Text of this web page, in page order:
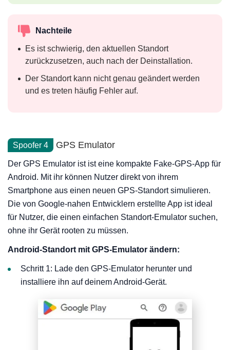
Nachteile
Es ist schwierig, den aktuellen Standort
zurückzusetzen, auch nach der Deinstallation.
Der Standort kann nicht genau geändert werden
und es treten häufig Fehler auf.
Spoofer 4 GPS Emulator
Der GPS Emulator ist ist eine kompakte Fake-GPS-App für
Android. Mit ihr können Nutzer direkt von ihrem
Smartphone aus einen neuen GPS-Standort simulieren.
Die von Google-nahen Entwicklern erstellte App ist ideal
für Nutzer, die einen einfachen Standort-Emulator suchen,
ohne ihr Gerät rooten zu müssen.
Android-Standort mit GPS-Emulator ändern:
Schritt 1: Lade den GPS-Emulator herunter und
installiere ihn auf deinem Android-Gerät.